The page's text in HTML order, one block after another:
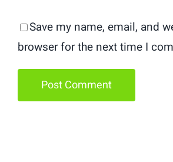
Save my name, email, and
browser for the next time I